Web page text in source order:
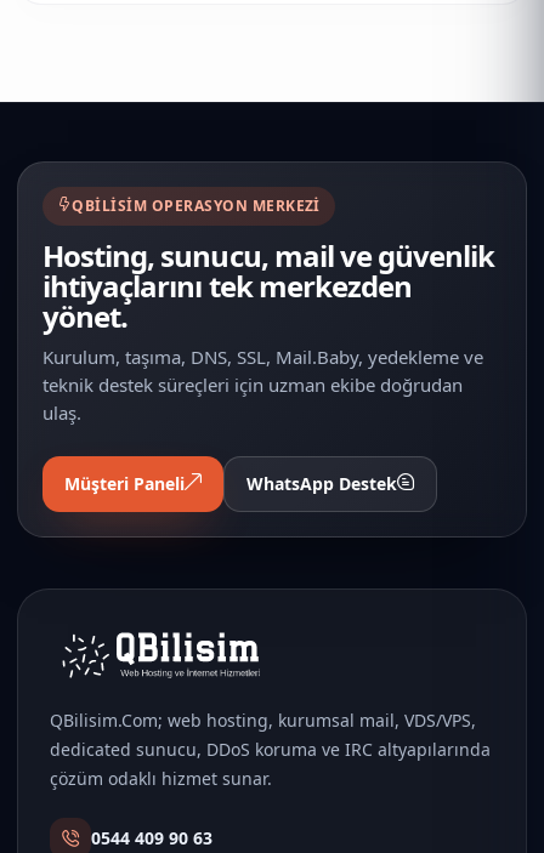
QBILISIM OPERASYON MERKEZI
Hosting, sunucu, mail ve güvenlik
ihtiyaçlarını tek merkezden
yönet.
Kurulum, taşıma, DNS, SSL, Mail.Baby, yedekleme ve
teknik destek süreçleri için uzman ekibe doğrudan
ulaş.
Müşteri Paneli WhatsApp Destek
QBilisim.Com; web hosting, kurumsal mail, VDS/VPS,
dedicated sunucu, DDoS koruma ve IRC altyapılarında
çözüm odaklı hizmet sunar.
0544 409 90 63